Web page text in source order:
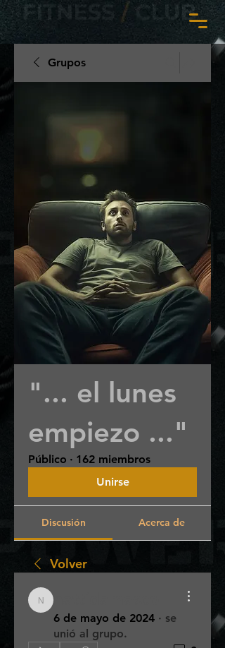
Grupos
"... el lunes
empiezo ..."
Público · 162 miembros
Unirse
Discusión Acerca de
Volver
nattidamasco
6 de mayo de 2024 · se
unió al grupo.